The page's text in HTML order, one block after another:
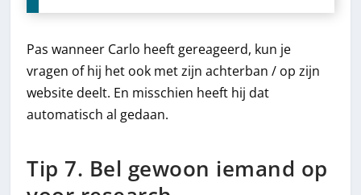
Pas wanneer Carlo heeft gereageerd, kun je
vragen of hij het ook met zijn achterban / op zijn
website deelt. En misschien heeft hij dat
automatisch al gedaan.
Tip 7. Bel gewoon iemand op